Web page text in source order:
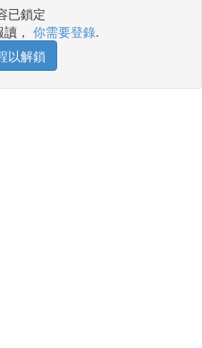
已鎖定
， 你需要登錄.
以解鎖